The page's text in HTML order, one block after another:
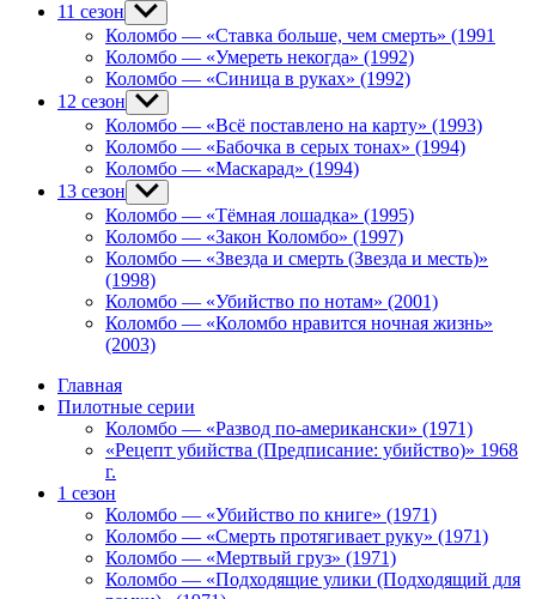
11 сезон Show
sub
menu
Коломбо — «Ставка больше, чем смерть» (1991
Коломбо — «Умереть некогда» (1992)
Коломбо — «Синица в руках» (1992)
12 сезон Show
sub
menu
Коломбо — «Всё поставлено на карту» (1993)
Коломбо — «Бабочка в серых тонах» (1994)
Коломбо — «Маскарад» (1994)
13 сезон Show
sub
menu
Коломбо — «Тёмная лошадка» (1995)
Коломбо — «Закон Коломбо» (1997)
Коломбо — «Звезда и смерть (Звезда и месть)»
(1998)
Коломбо — «Убийство по нотам» (2001)
Коломбо — «Коломбо нравится ночная жизнь»
(2003)
Главная
Пилотные серии
Коломбо — «Развод по-американски» (1971)
«Рецепт убийства (Предписание: убийство)» 1968
г.
1 сезон
Коломбо — «Убийство по книге» (1971)
Коломбо — «Смерть протягивает руку» (1971)
Коломбо — «Мертвый груз» (1971)
Коломбо — «Подходящие улики (Подходящий для